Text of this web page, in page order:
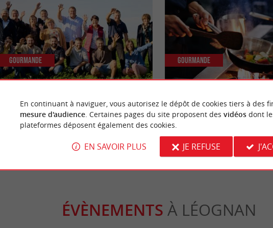
La Compagnie Fermière : Magasins de
producteurs locaux, avec un petit plus ...
5,5 km - Gradignan
Gourmande
Faites voyager vos papilles à
adresses "cuisine du monde"
Gourmande
ÉVÈNEMENTS À LÉOGNAN
En continuant à naviguer, vous autorisez le dépôt de cookies tiers à des
mesure d'audience. Certaines pages du site proposent des vidéosdont
plateformes déposent également des cookies.
EN SAVOIR PLUS JE REFUSE